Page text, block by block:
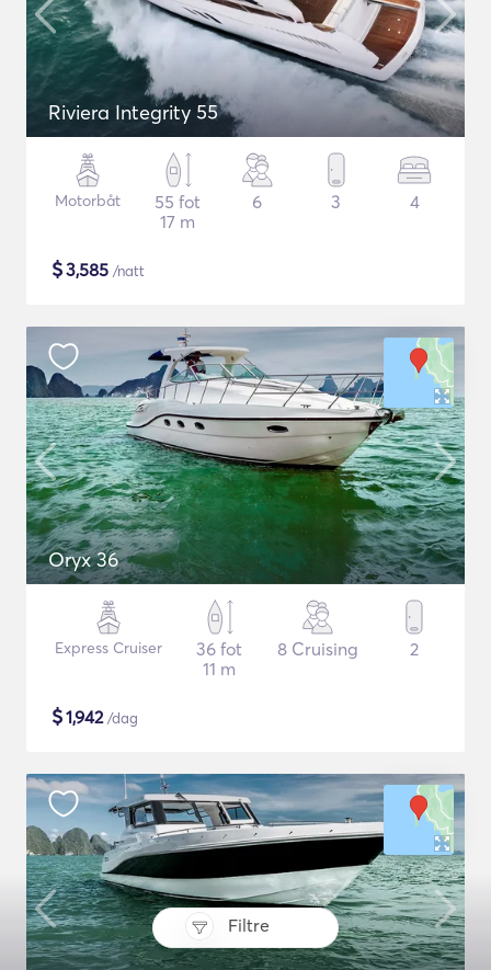
Filtre
Riviera Integrity 55
Motorbåt
55 fot
17 m
6 3 4
$3,585 /natt
Oryx 36
Express Cruiser
36 fot
11 m
8 Cruising 2
$1,942/dag